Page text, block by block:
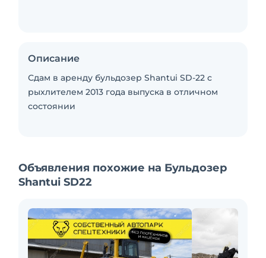
Описание
Сдам в аренду бульдозер Shantui SD-22 с
рыхлителем 2013 года выпуска в отличном
состоянии
Объявления похожие на Бульдозер
Shantui SD22